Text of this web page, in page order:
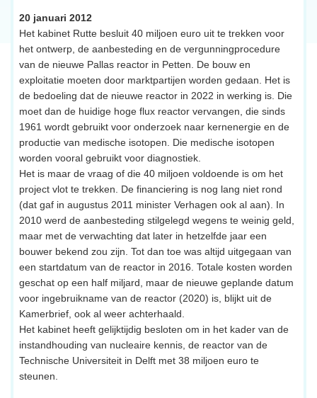
20 januari 2012
Het kabinet Rutte besluit 40 miljoen euro uit te trekken voor
het ontwerp, de aanbesteding en de vergunningprocedure
van de nieuwe Pallas reactor in Petten. De bouw en
exploitatie moeten door marktpartijen worden gedaan. Het is
de bedoeling dat de nieuwe reactor in 2022 in werking is. Die
moet dan de huidige hoge flux reactor vervangen, die sinds
1961 wordt gebruikt voor onderzoek naar kernenergie en de
productie van medische isotopen. Die medische isotopen
worden vooral gebruikt voor diagnostiek.
Het is maar de vraag of die 40 miljoen voldoende is om het
project vlot te trekken. De financiering is nog lang niet rond
(dat gaf in augustus 2011 minister Verhagen ook al aan). In
2010 werd de aanbesteding stilgelegd wegens te weinig geld,
maar met de verwachting dat later in hetzelfde jaar een
bouwer bekend zou zijn. Tot dan toe was altijd uitgegaan van
een startdatum van de reactor in 2016. Totale kosten worden
geschat op een half miljard, maar de nieuwe geplande datum
voor ingebruikname van de reactor (2020) is, blijkt uit de
Kamerbrief, ook al weer achterhaald.
Het kabinet heeft gelijktijdig besloten om in het kader van de
instandhouding van nucleaire kennis, de reactor van de
Technische Universiteit in Delft met 38 miljoen euro te
steunen.